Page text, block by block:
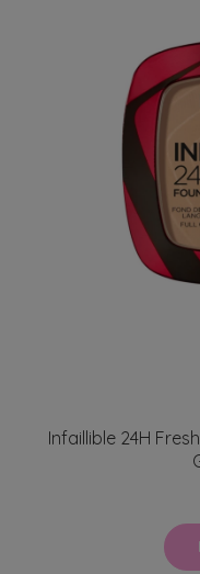
Infaillible 24H